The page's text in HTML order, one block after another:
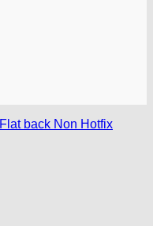
Flat back Non Hotfix